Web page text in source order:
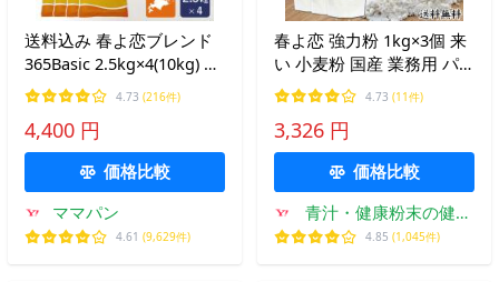
送料込み 春よ恋ブレンド
365Basic 2.5kg×4(10kg) 強
力粉 北海道産パン用小麦
粉 春よ恋+ゆめちから 国
産小麦粉【沖縄は別途追加
送料必要】
4.73 (216件)
4,400 円
価格比較
ママパン
4.61 (9,629件)
春よ恋 強力粉 1kg×3個 来
い 小麦粉 国産 業務用 パ
ン用 北海道産4.73 (11件)
3,326 円
価格比較
青汁・健康粉末の健康
生活研究所
4.85 (1,045件)